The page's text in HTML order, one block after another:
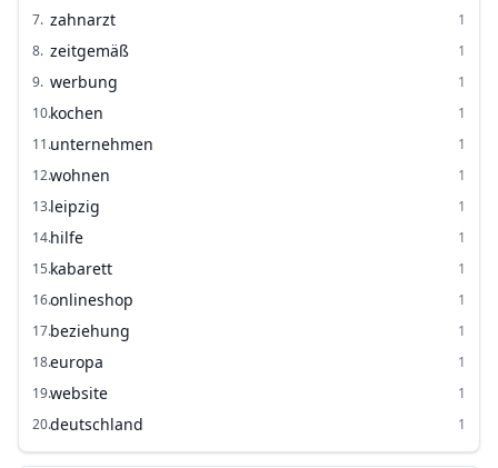
7. zahnarzt
1
8. zeitgemäß
1
9. werbung
1
10.kochen
1
11.unternehmen
1
12.wohnen
1
13.leipzig
1
14.hilfe
1
15.kabarett
1
16.onlineshop
1
17.beziehung
1
18.europa
1
19.website
1
20.deutschland 1